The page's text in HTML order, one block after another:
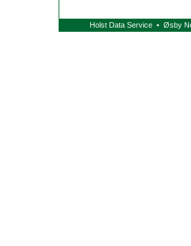
Holst Data Service • Øsby